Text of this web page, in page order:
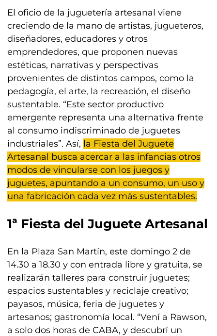
El oficio de la juguetería artesanal viene
creciendo de la mano de artistas, jugueteros,
diseñadores, educadores y otros
emprendedores, que proponen nuevas
estéticas, narrativas y perspectivas
provenientes de distintos campos, como la
pedagogía, el arte, la recreación, el diseño
sustentable. “Este sector productivo
emergente representa una alternativa frente
al consumo indiscriminado de juguetes
industriales”. Así, la Fiesta del Juguete
Artesanal busca acercar a las infancias otros
modos de vincularse con los juegos y
juguetes, apuntando a un consumo, un uso y
una fabricación cada vez más sustentables.
1ª Fiesta del Juguete Artesanal
En la Plaza San Martín, este domingo 2 de
14.30 a 18.30 y con entrada libre y gratuita, se
realizarán talleres para construir juguetes;
espacios sustentables y reciclaje creativo;
payasos, música, feria de juguetes y
artesanos; gastronomía local. “Vení a Rawson,
a solo dos horas de CABA, y descubrí un